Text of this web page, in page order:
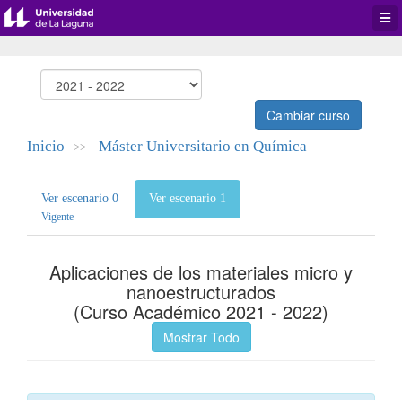
Cambiar curso
Inicio >> Máster Universitario en Química
Ver escenario 0
Vigente
Ver escenario 1
Aplicaciones de los materiales micro y
nanoestructurados
(Curso Académico 2021 - 2022)
Mostrar Todo